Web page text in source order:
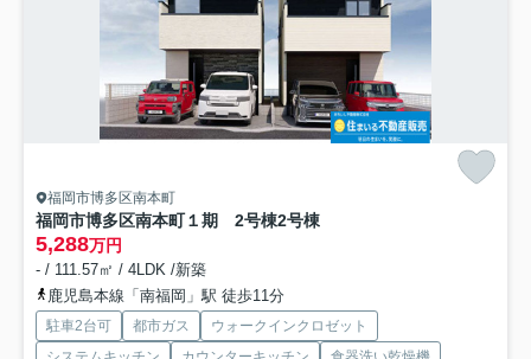
福岡市博多区南本町
福岡市博多区南本町１期 2号棟2号棟
5,288万円
- / 111.57㎡ / 4LDK /新築
鹿児島本線「南福岡」駅 徒歩11分
駐車2台可 都市ガス
ウォークインクロゼット